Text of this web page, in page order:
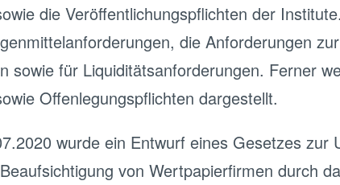
die Veröffentlichungspflichten der
die Anforderungen
sowie für Liquiditätsanforderungen. Ferner
Offenlegungspflichten dargestellt.
wurde ein Entwurf eines Gesetzes zur
von Wertpapierfirmen durch